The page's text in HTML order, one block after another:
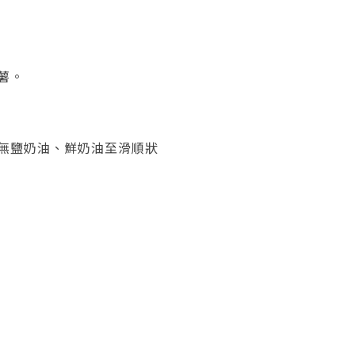
。
鹽奶油、鮮奶油至滑順狀